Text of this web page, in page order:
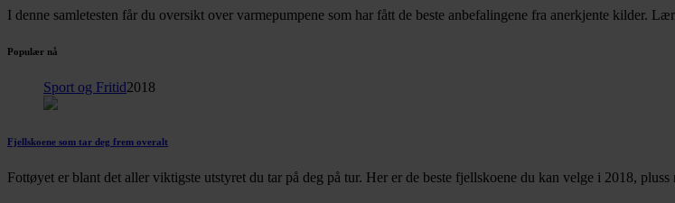
I denne samletesten får du oversikt over varmepumpene som har fått de beste anbefalingene fra anerkjente kilder.
Populær nå
Sport og Fritid2018
Fjellskoene som tar deg frem overalt
Fottøyet er blant det aller viktigste utstyret du tar på deg på tur. Her er de beste fjellskoene du kan velge i 2018,